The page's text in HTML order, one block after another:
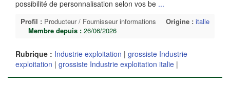
possibilité de personnalisation selon vos be ...
Profil : Producteur / Fournisseur informations Origine : italie
Membre depuis : 26/06/2026
Rubrique : Industrie exploitation | grossiste Industrie
exploitation | grossiste Industrie exploitation italie |